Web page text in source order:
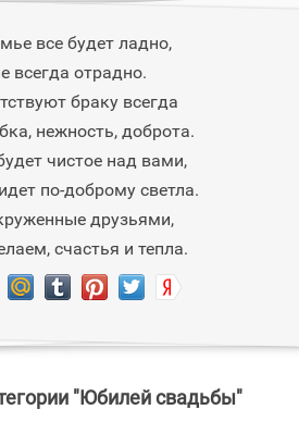
все будет ладно,
всегда отрадно.
браку всегда
нежность, доброта.
чистое над вами,
по-доброму светла.
друзьями,
счастья и тепла.
"Юбилей свадьбы"